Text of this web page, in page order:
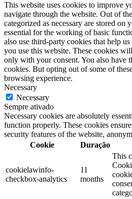
This website uses cookies to improve
navigate through the website. Out of
categorized as necessary are stored on
essential for the working of basic
also use third-party cookies that help
you use this website. These cookies
only with your consent. You also have
cookies. But opting out of some of
browsing experience.
Necessary
Necessary
Sempre ativado
Necessary cookies are absolutely
function properly. These cookies
security features of the website,
Cookie
Duração
cookielawinfo-
checkbox-analytics
11
months
This